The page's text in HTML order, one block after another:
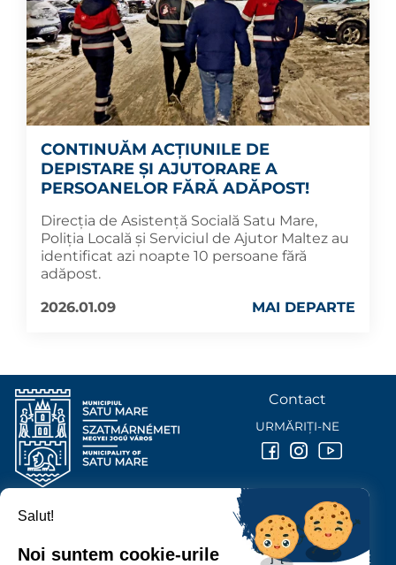
CONTINUĂM ACȚIUNILE DE
DEPISTARE ȘI AJUTORARE A
PERSOANELOR FĂRĂ ADĂPOST!
Direcția de Asistență Socială Satu Mare,
Poliția Locală și Serviciul de Ajutor Maltez au
identificat azi noapte 10 persoane fără
adăpost.
2026.01.09
MAI DEPARTE
PRIMĂRIA MUNICIPIULUI
P-ȚA 25 OCTOMBRIE, NR. 1 CORP M, 440026 SATU MARE
Contact
URMĂRIȚI-NE
Salut!
Noi suntem cookie-urile